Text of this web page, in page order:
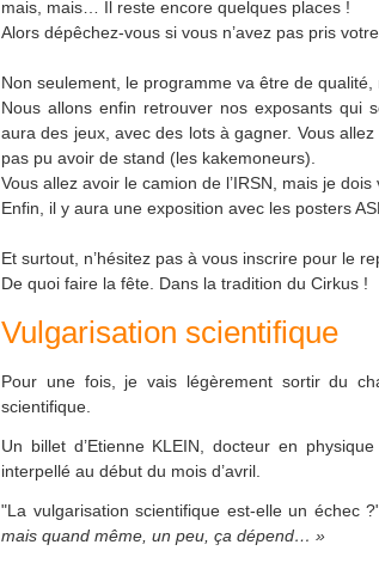
mais, mais… Il reste encore quelques places !
Alors dépêchez-vous si vous n’avez pas pris
Non seulement, le programme va être de
Nous allons enfin retrouver nos exposants qui
aura des jeux, avec des lots à gagner. Vous
pas pu avoir de stand (les kakemoneurs).
Vous allez avoir le camion de l’IRSN, mais je
Enfin, il y aura une exposition avec les posters
Et surtout, n’hésitez pas à vous inscrire pour le
De quoi faire la fête. Dans la tradition du Cirkus !
Vulgarisation scientifique
Pour une fois, je vais légèrement sortir du
scientifique.
Un billet d’Etienne KLEIN, docteur en
interpellé au début du mois d’avril.
"La vulgarisation scientifique est-elle un échec
mais quand même, un peu, ça dépend… »